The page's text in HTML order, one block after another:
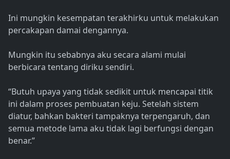
Ini mungkin kesempatan terakhirku untuk melakukan
percakapan damai dengannya.
Mungkin itu sebabnya aku secara alami mulai
berbicara tentang diriku sendiri.
“Butuh upaya yang tidak sedikit untuk mencapai titik
ini dalam proses pembuatan keju. Setelah sistem
diatur, bahkan bakteri tampaknya terpengaruh, dan
semua metode lama aku tidak lagi berfungsi dengan
benar.”